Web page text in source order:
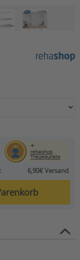
+
rehashop
Treuepunkte
6,90€ Versand